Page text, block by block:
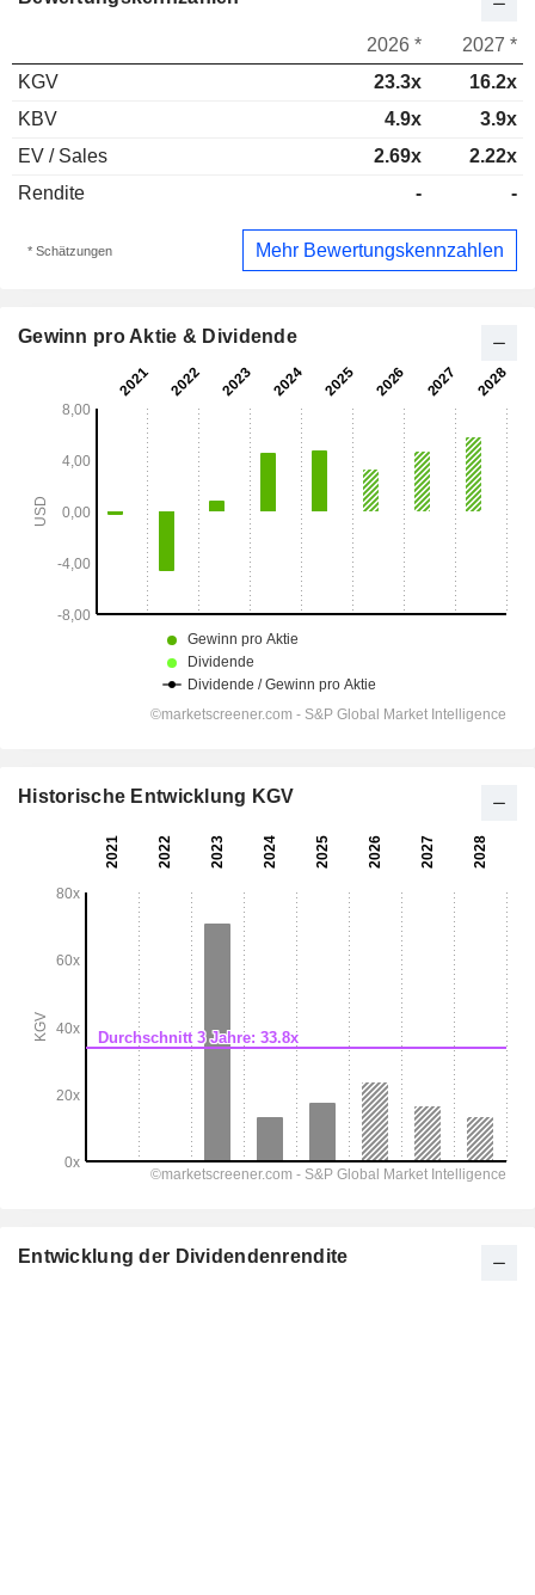
2026 *
2027 *
KGV
23.3x
16.2x
KBV
4.9x
3.9x
EV / Sales
2.69x
2.22x
Rendite
- -
* Schätzungen Mehr Bewertungskennzahlen
Gewinn pro Aktie & Dividende
Historische Entwicklung KGV
Entwicklung der Dividendenrendite